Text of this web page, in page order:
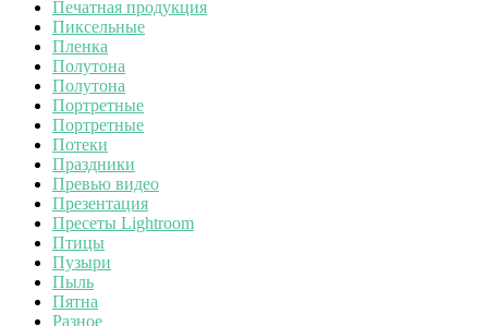
Печатная продукция
Пиксельные
Пленка
Полутона
Полутона
Портретные
Портретные
Потеки
Праздники
Превью видео
Презентация
Пресеты Lightroom
Птицы
Пузыри
Пыль
Пятна
Разное